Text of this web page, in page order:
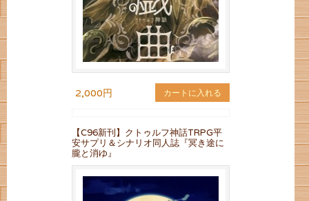
2,000円 カートに入れる
【C96新刊】クトゥルフ神話TRPG平
安サプリ＆シナリオ同人誌『冥き途に
朧と消ゆ』